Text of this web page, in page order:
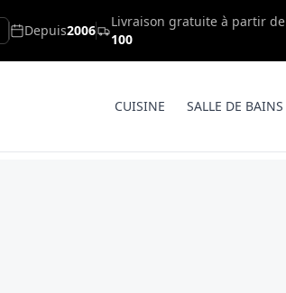
Depuis2006
Livraison gratuite à partir de
100
CUISINE SALLE DE BAINS